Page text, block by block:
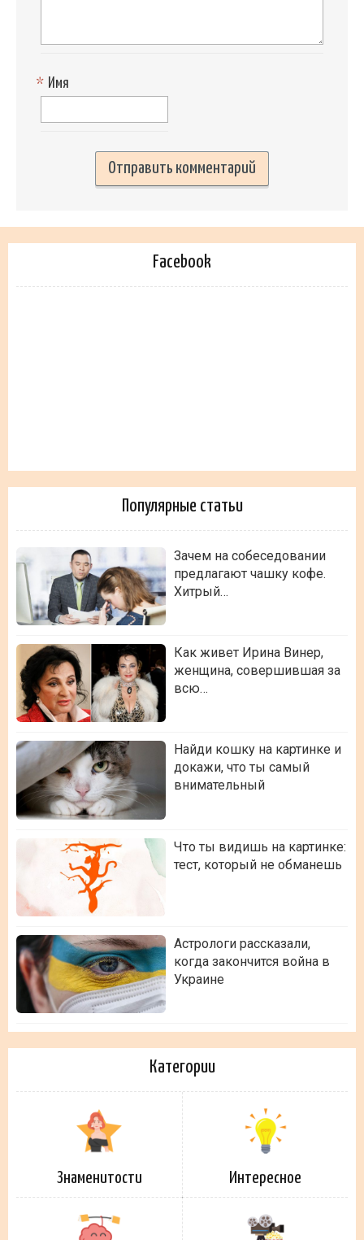
Имя
*
Facebook
Популярные статьи
Зачем на собеседовании
предлагают чашку кофе.
Хитрый…
Как живет Ирина Винер,
женщина, совершившая за
всю…
Найди кошку на картинке и
докажи, что ты самый
внимательный
Что ты видишь на картинке:
тест, который не обманешь
Астрологи рассказали,
когда закончится война в
Украине
Категории
Знаменитости Интересное